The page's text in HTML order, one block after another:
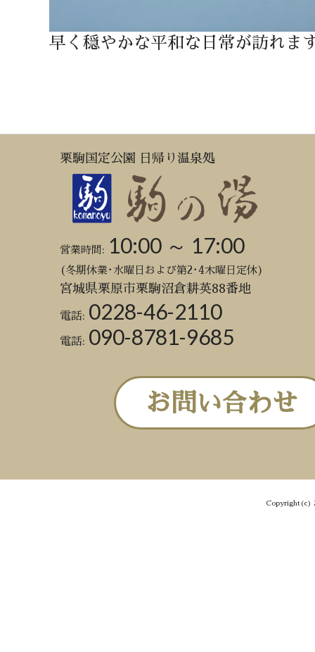
早く穏やかな平和な日常が訪れま
栗駒国定公園 日帰り温泉処
営業時間: 10:00 ～ 17:00
(冬期休業･水曜日および第2･4木曜日定休)
宮城県栗原市栗駒沼倉耕英88番地
電話: 0228-46-2110
電話: 090-8781-9685
お問い合わせ
Copyright(c)